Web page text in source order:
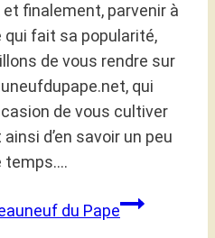
et finalement, parvenir à
fait sa popularité,
de vous rendre sur
qui
de vous cultiver
d’en savoir un peu
temps….
du Pape